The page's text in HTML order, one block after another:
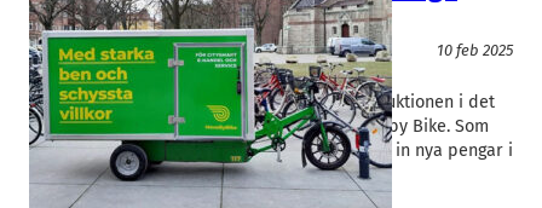
frist
Logistik
10 feb 2025
Movebybike
Fredrik Videlycka
Tingsrätten förlänger rekonstruktionen i det
noterade Malmöbolaget Move by Bike. Som
ett led i processen tar bolaget in nya pengar i
en riktad emission.